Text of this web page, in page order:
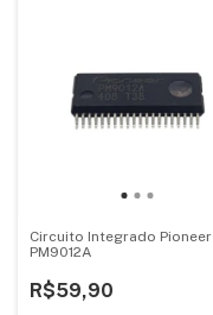
Circuito Integrado Pioneer
PM9012A
R$59,90